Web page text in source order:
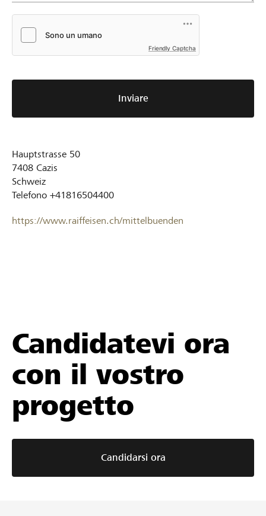
Friendly Captcha
Inviare
Hauptstrasse 50
7408 Cazis
Schweiz
Telefono +41816504400
https://www.raiffeisen.ch/mittelbuenden
Candidatevi ora
con il vostro
progetto
Candidarsi ora